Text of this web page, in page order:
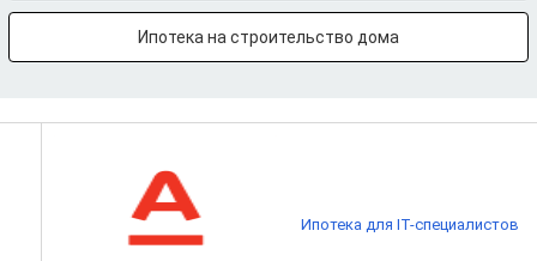
Ипотека на строительство дома
Ипотека для IT-специалистов